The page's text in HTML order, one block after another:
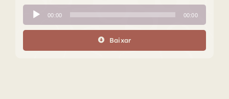
Tocador
de
áudio
00:00 00:00
Baixar